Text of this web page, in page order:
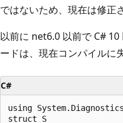
ではないため、現在は修正
以前に net6.0 以前で C#
ードは、現在コンパイルに
C#
using
struct S